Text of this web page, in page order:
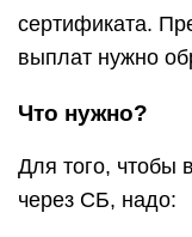
сертификата.
выплат нужно
Что нужно?
Для того, чтобы
через СБ, надо: